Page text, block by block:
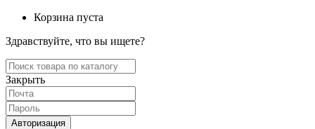
Корзина пуста
Здравствуйте, что вы ищете?
Закрыть
Авторизация